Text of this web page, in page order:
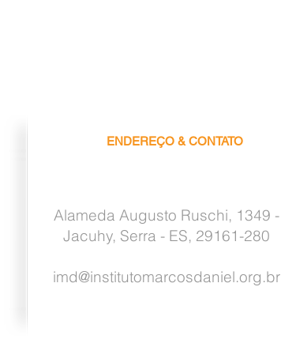
ENDEREÇO & CONTATO
Alameda Augusto Ruschi, 1349 -
Jacuhy, Serra - ES, 29161-280
imd@institutomarcosdaniel.org.br